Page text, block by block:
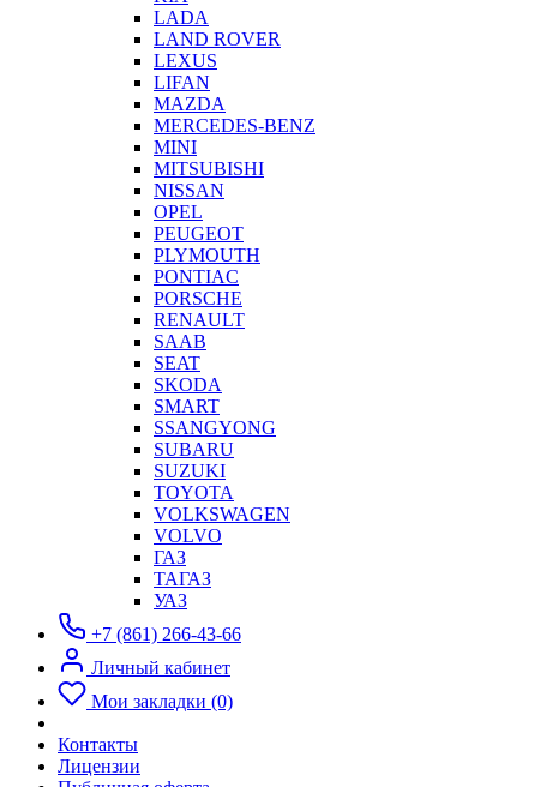
LADA
LAND ROVER
LEXUS
LIFAN
MAZDA
MERCEDES-BENZ
MINI
MITSUBISHI
NISSAN
OPEL
PEUGEOT
PLYMOUTH
PONTIAC
PORSCHE
RENAULT
SAAB
SEAT
SKODA
SMART
SSANGYONG
SUBARU
SUZUKI
TOYOTA
VOLKSWAGEN
VOLVO
ГАЗ
ТАГАЗ
УАЗ
+7 (861) 266-43-66
Личный кабинет
Мои закладки (0)
Контакты
Лицензии